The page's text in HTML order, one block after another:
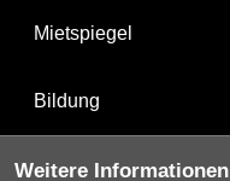
Mietspiegel
Bildung
Weitere Informationen